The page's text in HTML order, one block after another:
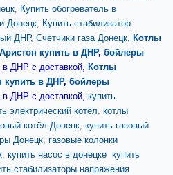
, Купить обогреватель в
Донецк, Купить стабилизатор
ДНР, Счётчики газа Донецк, Котлы
купить в ДНР, бойлеры
в ДНР с доставкой, Котлы
купить в ДНР, бойлеры
в ДНР с доставкой, купить
электрический котёл, котлы
котёл Донецк, купить газовый
Донецк, газовые колонки
купить насос в донецке купить
стабилизаторы напряжения